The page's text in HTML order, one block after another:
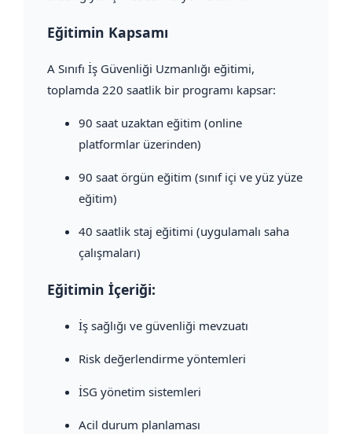
Eğitimin Kapsamı
A Sınıfı İş Güvenliği Uzmanlığı eğitimi,
toplamda 220 saatlik bir programı kapsar:
90 saat uzaktan eğitim (online
platformlar üzerinden)
90 saat örgün eğitim (sınıf içi ve yüz yüze
eğitim)
40 saatlik staj eğitimi (uygulamalı saha
çalışmaları)
Eğitimin İçeriği:
İş sağlığı ve güvenliği mevzuatı
Risk değerlendirme yöntemleri
İSG yönetim sistemleri
Acil durum planlaması